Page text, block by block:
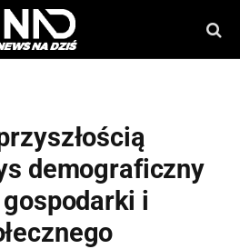
demograficzny
i